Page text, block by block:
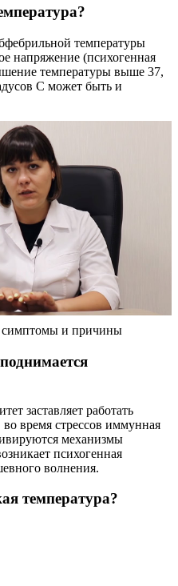
температуры
напряжение (психогенная
температуры выше 37,
С может быть и
симптомы и причины
заставляет работать
время стрессов иммунная
механизмы
психогенная
волнения.
температура?